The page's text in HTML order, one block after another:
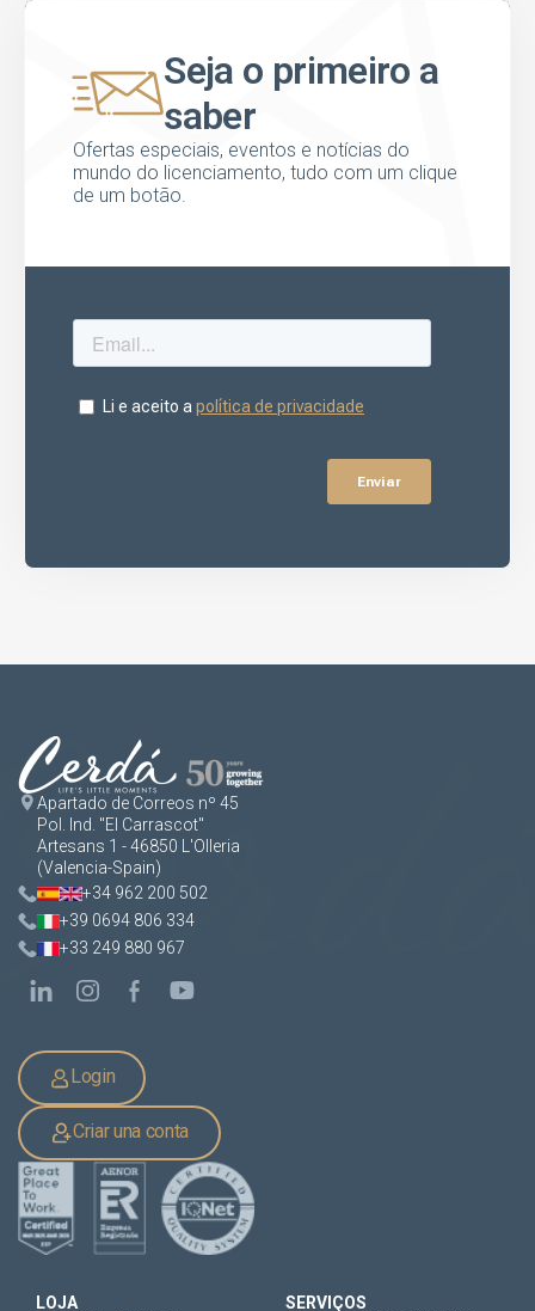
Seja o primeiro a
saber
Ofertas especiais, eventos e notícias do
mundo do licenciamento, tudo com um clique
de um botão.
Apartado de Correos nº 45
Pol. Ind. "El Carrascot"
Artesans 1 - 46850 L'Olleria
(Valencia-Spain)
+34 962 200 502
+39 0694 806 334
+33 249 880 967
Login
Criar una conta
LOJA
SERVIÇOS